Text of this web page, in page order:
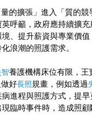
的擴張」進入「質的競
呼籲，政府應持續擴
、提升薪資與專業價
浪潮的照護需求。
智養護機構床位有限，王
好長照規畫，例如透過
進程與照護方式，提早
臨時事件時，造成照顧